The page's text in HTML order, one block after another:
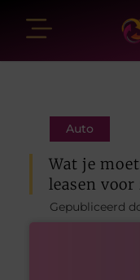
Auto
Wat je
leasen voor
Gepubliceerd